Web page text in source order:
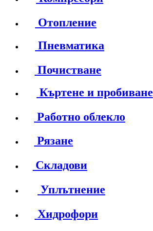
Отопление
Пневматика
Почистване
Къртене и пробиване
Работно облекло
Рязане
Складови
Уплътнение
Хидрофори